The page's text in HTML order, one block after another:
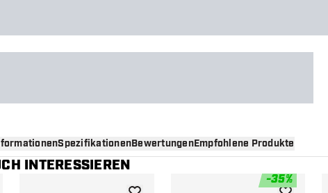
SpezifikationenBewertungenEmpfohlene Produkte
INTERESSIEREN
-35%